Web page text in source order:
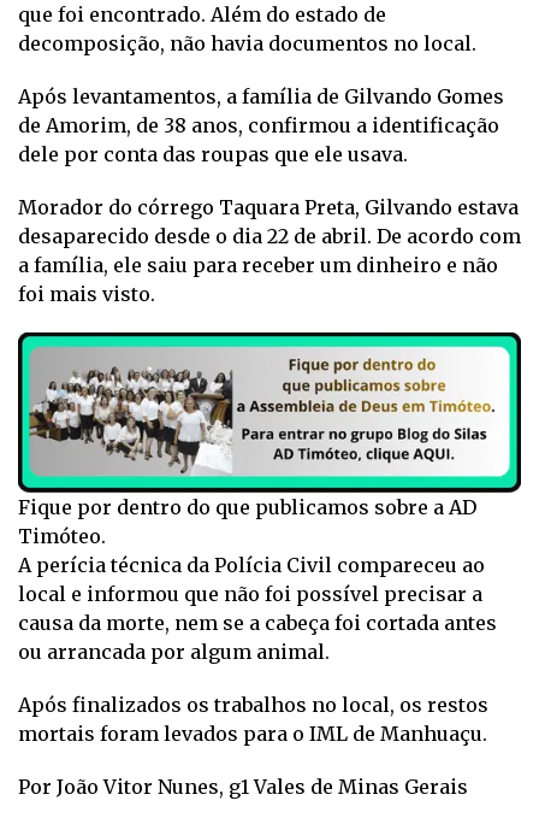
que foi encontrado. Além do estado de
decomposição, não havia documentos no local.
Após levantamentos, a família de Gilvando Gomes
de Amorim, de 38 anos, confirmou a identificação
dele por conta das roupas que ele usava.
Morador do córrego Taquara Preta, Gilvando estava
desaparecido desde o dia 22 de abril. De acordo com
a família, ele saiu para receber um dinheiro e não
foi mais visto.
Fique por dentro do que publicamos sobre a AD
Timóteo.
A perícia técnica da Polícia Civil compareceu ao
local e informou que não foi possível precisar a
causa da morte, nem se a cabeça foi cortada antes
ou arrancada por algum animal.
Após finalizados os trabalhos no local, os restos
mortais foram levados para o IML de Manhuaçu.
Por João Vitor Nunes, g1 Vales de Minas Gerais